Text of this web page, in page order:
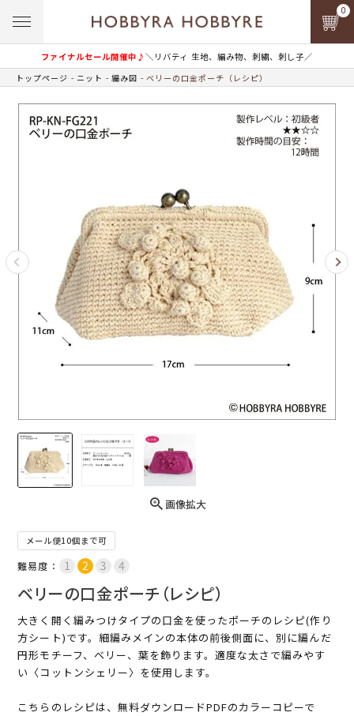
ファイナルセール開催中♪＼リバティ 生地、編み物、刺繍、刺し子／
0
トップページ ニット 編み図 ベリーの口金ポーチ（レシピ）
画像拡大
メール便10個まで可
難易度：
ベリーの口金ポーチ（レシピ）
大きく開く編みつけタイプの口金を使ったポーチのレシピ(作り
方シート)です。細編みメインの本体の前後側面に、別に編んだ
円形モチーフ、ベリー、葉を飾ります。適度な太さで編みやす
い〈コットンシェリー〉を使用します。
こちらのレシピは、無料ダウンロードPDFのカラーコピーで